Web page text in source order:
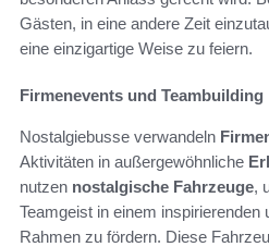
Gästen, in eine andere Zeit
eine einzigartige Weise zu feiern.
Firmenevents und Teambuilding
Nostalgiebusse verwandeln
Aktivitäten in außergewöhnliche
nutzen nostalgische Fahrzeuge,
Teamgeist in einem
Rahmen zu fördern. Diese